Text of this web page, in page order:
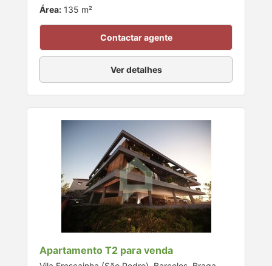
Área: 135 m²
Contactar agente
Ver detalhes
Apartamento T2 para venda